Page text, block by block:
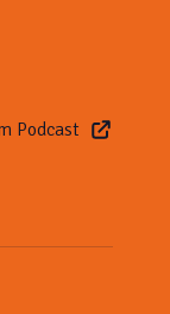
Podcast